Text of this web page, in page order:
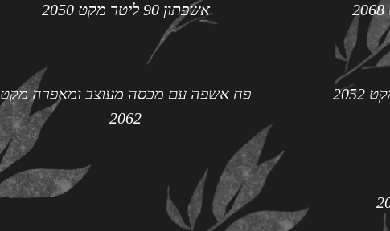
אשפתון 90 ליטר מקט 2050
פח אשפה עם מכסה מעוצב ומאפרה מקט
2062